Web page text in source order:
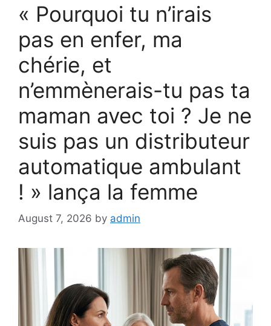
« Pourquoi tu n’irais
pas en enfer, ma
chérie, et
n’emmènerais-tu pas ta
maman avec toi ? Je ne
suis pas un distributeur
automatique ambulant
! » lança la femme
August 7, 2026 by admin